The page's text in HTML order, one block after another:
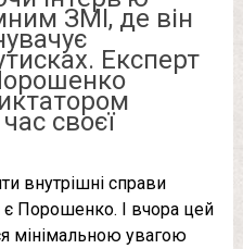
ЗМІ, де він
Експерт
своєї
внутрішні справи
є Порошенко. І вчора цей
мінімальною увагою